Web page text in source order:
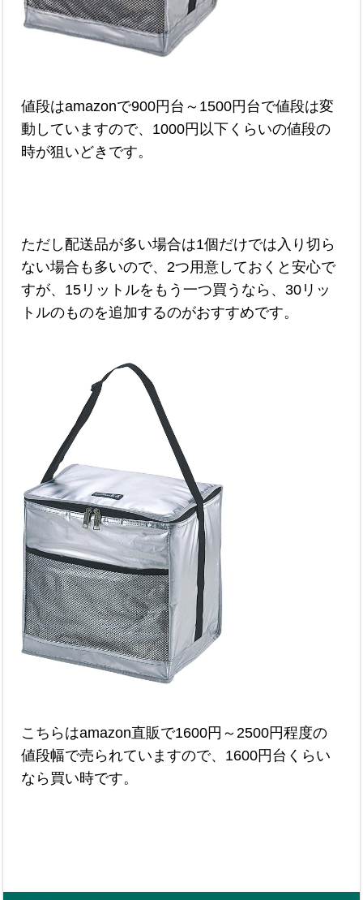
値段はamazonで900円台～1500円台で値段は変
動していますので、1000円以下くらいの値段の
時が狙いどきです。
ただし配送品が多い場合は1個だけでは入り切ら
ない場合も多いので、2つ用意しておくと安心で
すが、15リットルをもう一つ買うなら、30リッ
トルのものを追加するのがおすすめです。
こちらはamazon直販で1600円～2500円程度の
値段幅で売られていますので、1600円台くらい
なら買い時です。